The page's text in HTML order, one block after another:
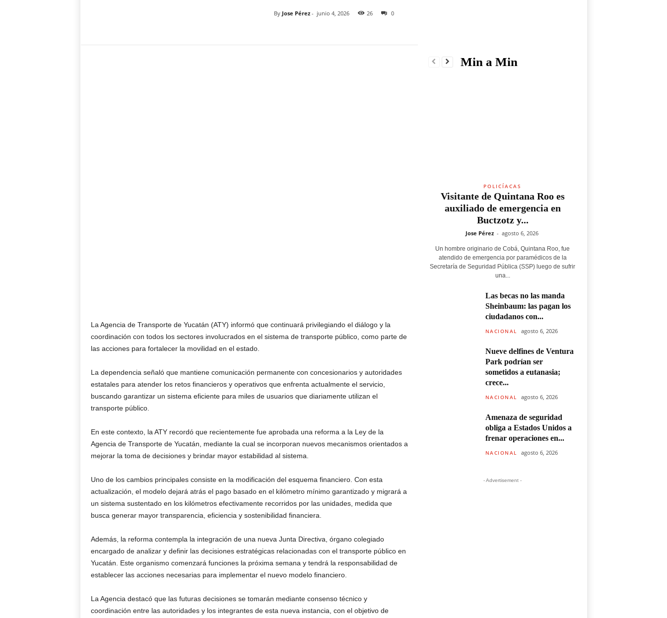
By Jose Pérez- junio 4, 2026 26 0
La Agencia de Transporte de Yucatán (ATY) informó que continuará privilegiando el diálogo y la
coordinación con todos los sectores involucrados en el sistema de transporte público, como parte de
las acciones para fortalecer la movilidad en el estado.
La dependencia señaló que mantiene comunicación permanente con concesionarios y autoridades
estatales para atender los retos financieros y operativos que enfrenta actualmente el servicio,
buscando garantizar un sistema eficiente para miles de usuarios que diariamente utilizan el
transporte público.
En este contexto, la ATY recordó que recientemente fue aprobada una reforma a la Ley de la
Agencia de Transporte de Yucatán, mediante la cual se incorporan nuevos mecanismos orientados a
mejorar la toma de decisiones y brindar mayor estabilidad al sistema.
Uno de los cambios principales consiste en la modificación del esquema financiero. Con esta
actualización, el modelo dejará atrás el pago basado en el kilómetro mínimo garantizado y migrará a
un sistema sustentado en los kilómetros efectivamente recorridos por las unidades, medida que
busca generar mayor transparencia, eficiencia y sostenibilidad financiera.
Además, la reforma contempla la integración de una nueva Junta Directiva, órgano colegiado
encargado de analizar y definir las decisiones estratégicas relacionadas con el transporte público en
Yucatán. Este organismo comenzará funciones la próxima semana y tendrá la responsabilidad de
establecer las acciones necesarias para implementar el nuevo modelo financiero.
La Agencia destacó que las futuras decisiones se tomarán mediante consenso técnico y
coordinación entre las autoridades y los integrantes de esta nueva instancia, con el objetivo de
Min a Min
POLICÍACAS
Visitante de Quintana Roo es
auxiliado de emergencia en
Buctzotz y...
Jose Pérez - agosto 6, 2026
Un hombre originario de Cobá, Quintana Roo, fue
atendido de emergencia por paramédicos de la
Secretaría de Seguridad Pública (SSP) luego de sufrir
una...
Las becas no las manda
Sheinbaum: las pagan los
ciudadanos con...
NACIONAL agosto 6, 2026
Nueve delfines de Ventura
Park podrían ser
sometidos a eutanasia;
crece...
NACIONAL agosto 6, 2026
Amenaza de seguridad
obliga a Estados Unidos a
frenar operaciones en...
NACIONAL agosto 6, 2026
- Advertisement -